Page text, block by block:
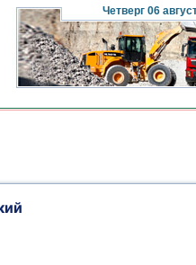
Четверг 06